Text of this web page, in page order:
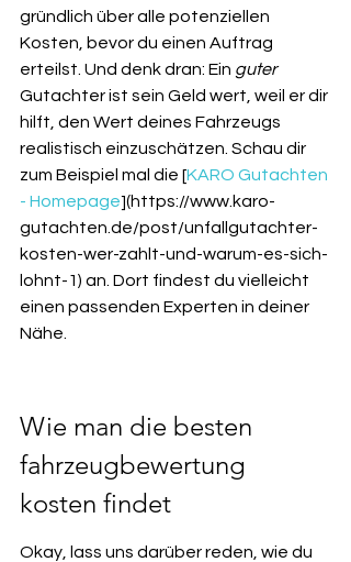
gründlich über alle potenziellen
Kosten, bevor du einen Auftrag
erteilst. Und denk dran: Ein guter
Gutachter ist sein Geld wert, weil er dir
hilft, den Wert deines Fahrzeugs
realistisch einzuschätzen. Schau dir
zum Beispiel mal die [KARO Gutachten
- Homepage](https://www.karo-
gutachten.de/post/unfallgutachter-
kosten-wer-zahlt-und-warum-es-sich-
lohnt-1) an. Dort findest du vielleicht
einen passenden Experten in deiner
Nähe.
Wie man die besten
fahrzeugbewertung
kosten findet
Okay, lass uns darüber reden, wie du